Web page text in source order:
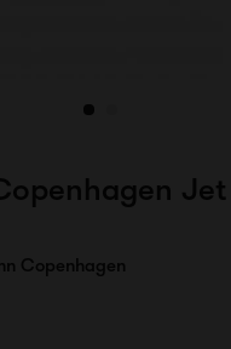
Copenhagen